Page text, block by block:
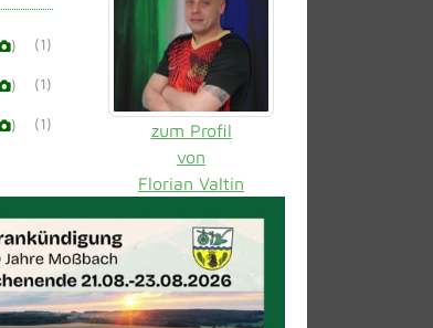
zum Profil
von
Florian Valtin
) (1)
) (1)
) (1)